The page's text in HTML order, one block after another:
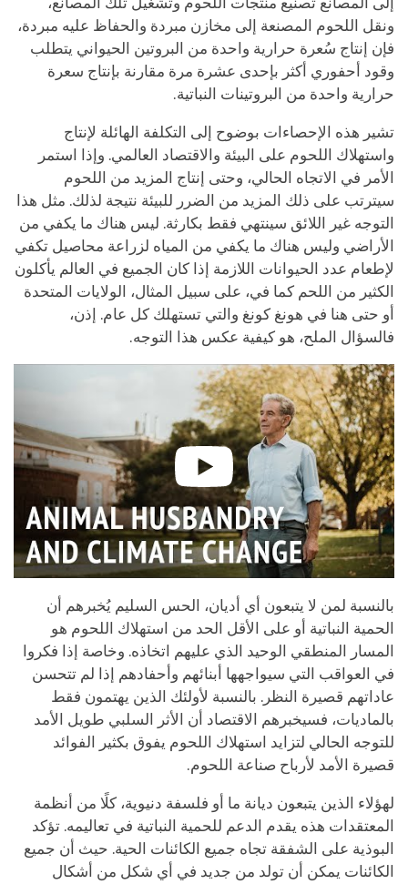
إلى المصانع تصنيع منتجات اللحوم وتشغيل تلك المصانع،
ونقل اللحوم المصنعة إلى مخازن مبردة والحفاظ عليه مبردة،
فإن إنتاج سُعرة حرارية واحدة من البروتين الحيواني يتطلب
وقود أحفوري أكثر بإحدى عشرة مرة مقارنة بإنتاج سعرة
حرارية واحدة من البروتينات النباتية.
تشير هذه الإحصاءات بوضوح إلى التكلفة الهائلة لإنتاج
واستهلاك اللحوم على البيئة والاقتصاد العالمي. وإذا استمر
الأمر في الاتجاه الحالي، وحتى إنتاج المزيد من اللحوم
سيترتب على ذلك المزيد من الضرر للبيئة نتيجة لذلك. مثل هذا
التوجه غير
اللائق سينتهي فقط بكارثة. ليس هناك ما يكفي من
الأراضي وليس هناك ما يكفي من المياه لزراعة محاصيل تكفي
لإطعام عدد الحيوانات اللازمة إذا كان الجميع في العالم يأكلون
الكثير من اللحم كما في، على سبيل المثال، الولايات المتحدة
أو حتى هنا في هونغ كونغ والتي تستهلك كل عام. إذن،
فالسؤال الملح، هو كيفية عكس هذا التوجه.
بالنسبة لمن لا يتبعون أي أديان، الحس السليم يُخبرهم أن
الحمية النباتية أو على الأقل الحد من استهلاك اللحوم هو
المسار المنطقي الوحيد الذي عليهم اتخاذه. وخاصة إذا فكروا
في العواقب التي سيواجهها أبنائهم وأحفادهم إذا لم تتحسن
عاداتهم قصيرة النظر. بالنسبة لأولئك الذين يهتمون فقط
بالماديات، فسيخبرهم الاقتصاد أن الأثر السلبي طويل الأمد
للتوجه الحالي لتزايد استهلاك اللحوم يفوق بكثير الفوائد
قصيرة الأمد لأرباح صناعة اللحوم.
لهؤلاء الذين يتبعون ديانة ما أو فلسفة دنيوية، كلًا من أنظمة
المعتقدات هذه يقدم الدعم للحمية النباتية في تعاليمه. تؤكد
البوذية على الشفقة تجاه جميع الكائنات الحية. حيث أن جميع
الكائنات يمكن أن تولد من جديد في أي شكل من أشكال